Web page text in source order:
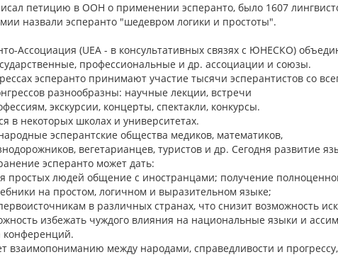
петицию в ООН о применении эсперанто, было 1607
назвали эсперанто "шедевром логики и простоты".
Ассоциация (UEA - в консультативных связях с ЮНЕСКО)
профессиональные и др. ассоциации и союзы.
эсперанто принимают участие тысячи эсперантистов со
разнообразны: научные лекции, встречи
экскурсии, концерты, спектакли, конкурсы.
в некоторых школах и университетах.
эсперантские общества медиков, математиков,
вегетарианцев, туристов и др. Cегодня развитие
эсперанто может дать:
простых людей общение с иностранцами; получение
на простом, логичном и выразительном языке;
в различных странах, что снизит возможность
избежать чуждого влияния на национальные языки и
конференций.
взаимопониманию между народами, справедливости и